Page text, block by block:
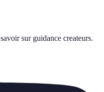
sur guidance createurs.